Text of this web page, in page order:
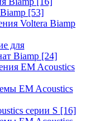
[53]
Voltera Biamp
для
Biamp [24]
EM Acoustics
EM Acoustics
серии S [16]